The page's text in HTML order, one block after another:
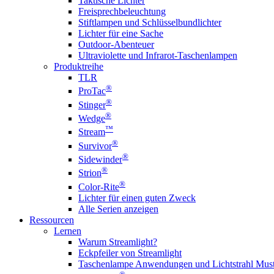
Freisprechbeleuchtung
Stiftlampen und Schlüsselbundlichter
Lichter für eine Sache
Outdoor-Abenteuer
Ultraviolette und Infrarot-Taschenlampen
Produktreihe
TLR
ProTac®
Stinger®
Wedge®
Stream™
Survivor®
Sidewinder®
Strion®
Color-Rite®
Lichter für einen guten Zweck
Alle Serien anzeigen
Ressourcen
Lernen
Warum Streamlight?
Eckpfeiler von Streamlight
Taschenlampe Anwendungen und Lichtstrahl